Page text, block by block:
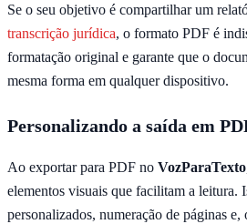
Se o seu objetivo é compartilhar um
transcrição jurídica, o formato PDF é
formatação original e garante que o
mesma forma em qualquer dispositivo.
Personalizando a saída em
Ao exportar para PDF no VozParaTexto
elementos visuais que facilitam a leitura.
personalizados, numeração de páginas